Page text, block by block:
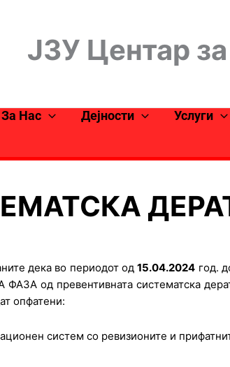
ЈЗУ Центар за
За Нас Дејности Услуги
дека во периодот од15.04.2024 год.
од превентивната систематска
опфатени:
систем со ревизионите и